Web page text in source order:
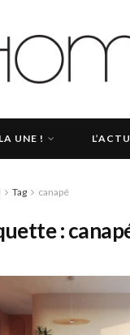
UNE !
Tag canapé
: